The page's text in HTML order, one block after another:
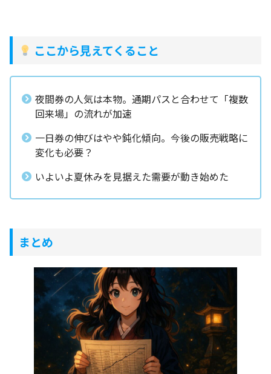
ここから見えてくること
夜間券の人気は本物。通期パスと合わせて「複数
回来場」の流れが加速
一日券の伸びはやや鈍化傾向。今後の販売戦略に
変化も必要？
いよいよ夏休みを見据えた需要が動き始めた
まとめ